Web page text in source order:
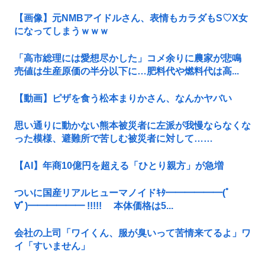
【画像】元NMBアイドルさん、表情もカラダもS♡X女
になってしまうｗｗｗ
「高市総理には愛想尽かした」コメ余りに農家が悲鳴
売値は生産原価の半分以下に…肥料代や燃料代は高...
【動画】ピザを食う松本まりかさん、なんかヤバい
思い通りに動かない熊本被災者に左派が我慢ならなくな
った模様、避難所で苦しむ被災者に対して……
【AI】年商10億円を超える「ひとり親方」が急増
ついに国産リアルヒューマノイドｷﾀ━━━━━━(ﾟ
∀ﾟ)━━━━━━ !!!!! 本体価格は5...
会社の上司「ワイくん、服が臭いって苦情来てるよ」ワ
イ「すいません」